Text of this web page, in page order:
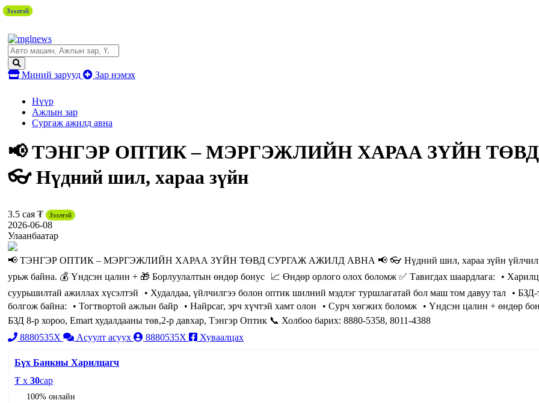
Миний зарууд Зар нэмэх
Нүүр
Ажлын зар
Сургаж ажилд авна
📢 ТЭНГЭР ОПТИК – МЭРГЭЖЛИЙН ХАРАА ЗҮЙН
👓 Нүдний шил, хараа зүйн
3.5 сая ₮ Зээлтэй
2026-06-08
Улаанбаатар
📢 ТЭНГЭР ОПТИК – МЭРГЭЖЛИЙН ХАРАА ЗҮЙН ТӨВД СУРГАЖ АЖИЛД АВНА 📢 👓 Нүдний шил, хараа зүйн
урьж байна. 💰 Үндсэн цалин + 🎁 Борлуулалтын өндөр бонус 📈 Өндөр орлого олох боломж ✅ Тавигдах шаардлага: •
суурьшилтай ажиллах хүсэлтэй • Худалдаа, үйлчилгээ болон оптик шилний мэдлэг туршлагатай бол маш том давуу тал • БЗД-
болгож байна: • Тогтвортой ажлын байр • Найрсаг, эрч хүчтэй хамт олон • Сурч хөгжих боломж • Үндсэн цалин + өндөр
БЗД 8-р хороо, Emart худалдааны төв,2-р давхар, Тэнгэр Оптик 📞 Холбоо барих: 8880-5358, 8011-4388
8880535X
Асуулт асуух 8880535X Хуваалцах
Бүх Банкны Харилцагч
₮ x 30сар
100% онлайн
Зээлтэй
Зээлтэй
Зээлтэй
Зээлтэй
Зээлтэй
Зээлтэй
Зээлтэй
Зээлтэй
Зээлтэй
Зээлтэй